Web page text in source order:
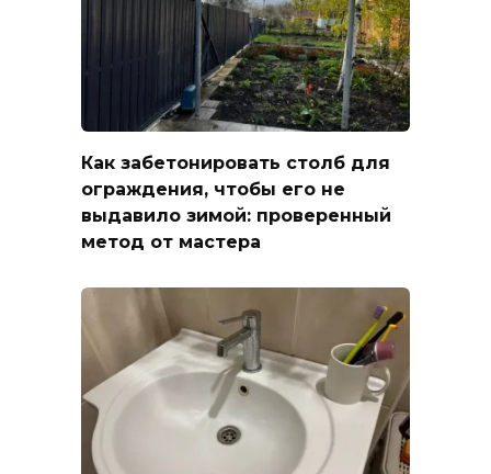
Как забетонировать столб для
ограждения, чтобы его не
выдавило зимой: проверенный
метод от мастера